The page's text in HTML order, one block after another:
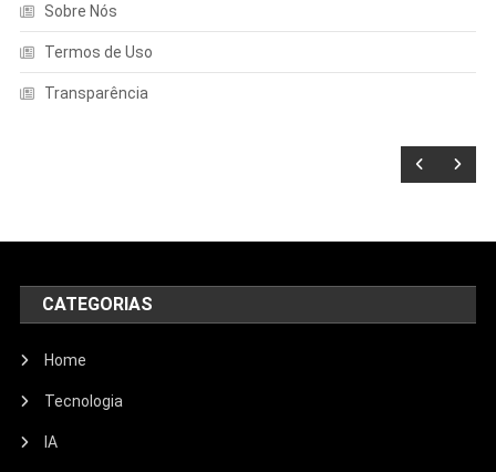
Sobre Nós
Termos de Uso
Transparência
CATEGORIAS
Home
Tecnologia
IA